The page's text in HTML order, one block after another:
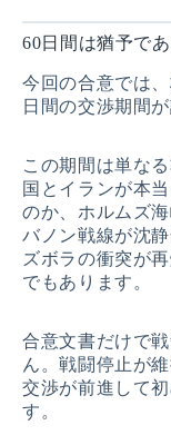
60日間は猶予で
今回の合意では
日間の交渉期間
この期間は単な
国とイランが本
のか、ホルムズ
バノン戦線が沈
ズボラの衝突が
でもあります。
合意文書だけで
ん。戦闘停止が
交渉が前進して
す。